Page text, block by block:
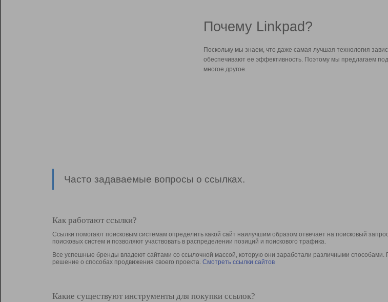
Почему Linkpad?
Поскольку мы знаем, что даже самая лучшая технология
обеспечивают ее эффективность. Поэтому мы предлагаем
многое другое.
Часто задаваемые вопросы о ссылках.
Как работают ссылки?
Ссылки помогают поисковым системам определить какой сайт наилучшим образом отвечает на поисковый
поисковых систем и позволяют участвовать в раcпределении позиций и поискового трафика.
Все успешные бренды владеют сайтами со ссылочной массой, которую они заработали различными способами.
решение о способах продвижения своего проекта. Смотреть ссылки сайтов
Какие существуют инструменты для покупки ссылок?